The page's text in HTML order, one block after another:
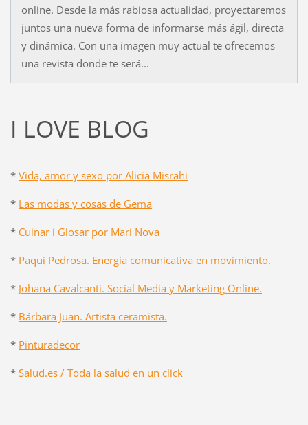
online. Desde la más rabiosa actualidad, proyectaremos
juntos una nueva forma de informarse más ágil, directa
y dinámica. Con una imagen muy actual te ofrecemos
una revista donde te será...
I LOVE BLOG
* Vida, amor y sexo por Alicia Misrahi
* Las modas y cosas de Gema
* Cuinar i Glosar por Mari Nova
* Paqui Pedrosa. Energía comunicativa en movimiento.
* Johana Cavalcanti. Social Media y Marketing Online.
* Bárbara Juan. Artista ceramista.
* Pinturadecor
* Salud.es / Toda la salud en un click